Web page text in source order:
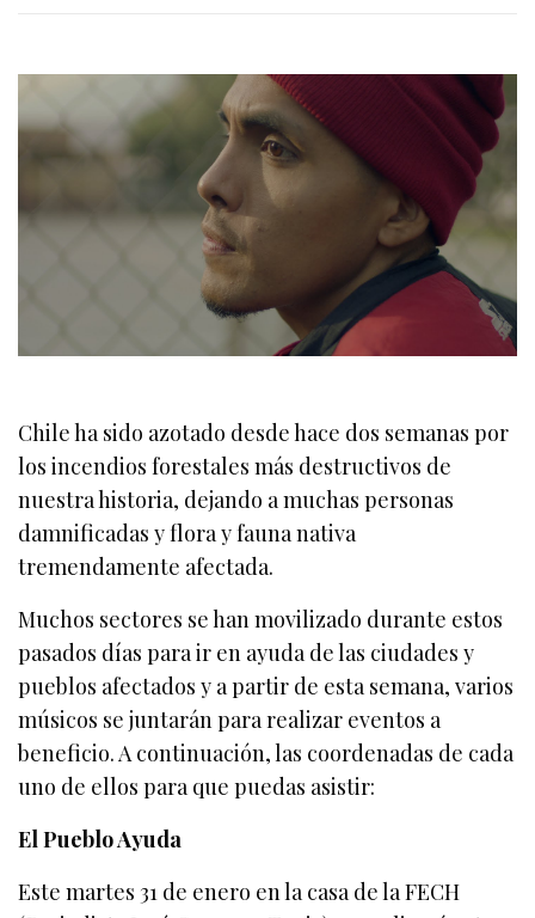
Chile ha sido azotado desde hace dos semanas por
los incendios forestales más destructivos de
nuestra historia, dejando a muchas personas
damnificadas y flora y fauna nativa
tremendamente afectada.
Muchos sectores se han movilizado durante estos
pasados días para ir en ayuda de las ciudades y
pueblos afectados y a partir de esta semana, varios
músicos se juntarán para realizar eventos a
beneficio. A continuación, las coordenadas de cada
uno de ellos para que puedas asistir:
El Pueblo Ayuda
Este martes 31 de enero en la casa de la FECH